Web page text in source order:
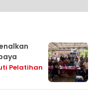
Pelatihan